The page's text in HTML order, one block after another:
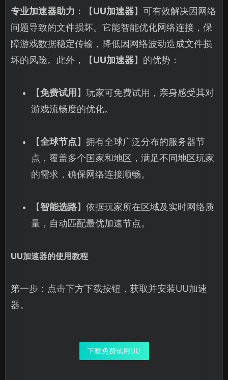
专业加速器助力 ：【UU加速器】可有效解决因网络
问题导致的文件损坏。它能智能优化网络连接，保
障游戏数据稳定传输，降低因网络波动造成文件损
坏的风险。此外，【UU加速器】的优势：
【免费试用】玩家可免费试用，亲身感受其对
游戏流畅度的优化。
【全球节点】拥有全球广泛分布的服务器节
点，覆盖多个国家和地区，满足不同地区玩家
的需求，确保网络连接顺畅。
【智能选路】依据玩家所在区域及实时网络质
量，自动匹配最优加速节点。
UU加速器的使用教程
第一步：点击下方下载按钮，获取并安装UU加速
器。
下载免费试用UU